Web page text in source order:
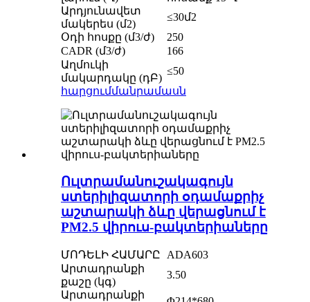
Արդյունավետ
մակերես (մ2)
≤30մ2
Օդի հոսքը (մ3/ժ)
250
CADR (մ3/ժ)
166
Աղմուկի
մակարդակը (դԲ)
≤50
հարցումմանրամասն
Ուլտրամանուշակագույն
ստերիլիզատորի օդամաքրիչ
աշտարակի ձևը վերացնում է
PM2.5 վիրուս-բակտերիաները
ՄՈԴԵԼԻ ՀԱՄԱՐԸ
ADA603
Արտադրանքի
քաշը (կգ)
3.50
Արտադրանքի